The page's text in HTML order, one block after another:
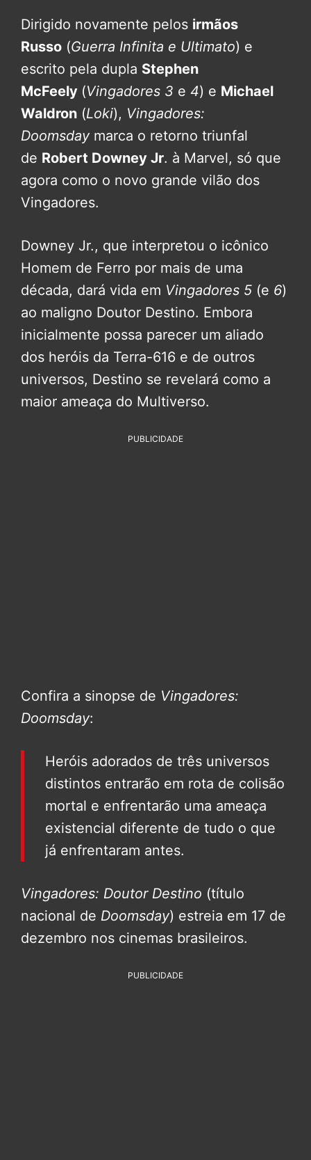
Dirigido novamente pelos irmãos
Russo (Guerra Infinita e Ultimato) e
escrito pela dupla Stephen
McFeely (Vingadores 3 e 4) e Michael
Waldron (Loki), Vingadores:
Doomsday marca o retorno triunfal
de Robert Downey Jr. à Marvel, só que
agora como o novo grande vilão dos
Vingadores.
Downey Jr., que interpretou o icônico
Homem de Ferro por mais de uma
década, dará vida em Vingadores 5 (e 6)
ao maligno Doutor Destino. Embora
inicialmente possa parecer um aliado
dos heróis da Terra-616 e de outros
universos, Destino se revelará como a
maior ameaça do Multiverso.
PUBLICIDADE
Confira a sinopse de Vingadores:
Doomsday:
Heróis adorados de três universos
distintos entrarão em rota de colisão
mortal e enfrentarão uma ameaça
existencial diferente de tudo o que
já enfrentaram antes.
Vingadores: Doutor Destino (título
nacional de Doomsday) estreia em 17 de
dezembro nos cinemas brasileiros.
PUBLICIDADE